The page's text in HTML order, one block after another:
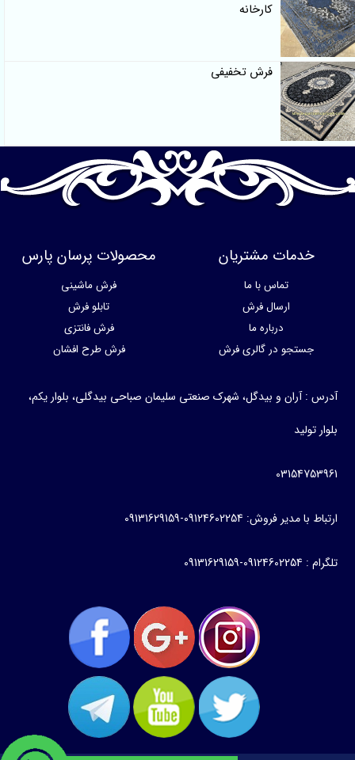
کارخانه
فرش تخفیفی
خدمات مشتریان
تماس با ما
ارسال فرش
درباره ما
جستجو در گالری فرش
محصولات پرسان پارس
فرش ماشینی
تابلو فرش
فرش فانتزی
فرش طرح افشان
آدرس : آران و بیدگل، شهرک صنعتی سلیمان صباحی بیدگلی، بلوار یکم،
بلوار تولید
03154753961
ارتباط با مدیر فروش: 09124602254-09131629159
تلگرام : 09124602254-09131629159